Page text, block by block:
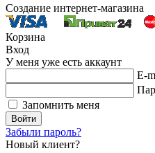
Создание интернет-магазина
Корзина
Вход
У меня уже есть аккаунт
E-
Запомнить меня
Войти
Забыли пароль?
Новый клиент?